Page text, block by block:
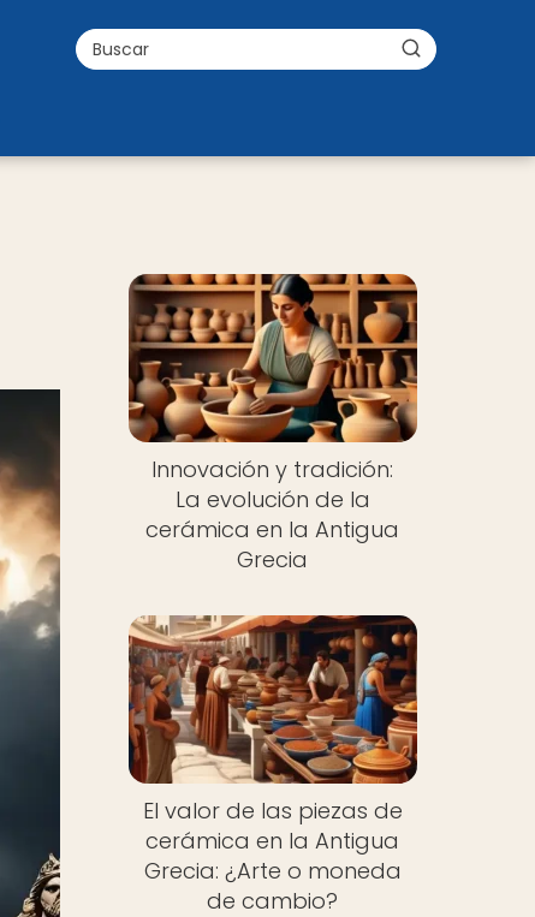
Innovación y tradición:
La evolución de la
cerámica en la Antigua
Grecia
El valor de las piezas de
cerámica en la Antigua
Grecia: ¿Arte o moneda
de cambio?